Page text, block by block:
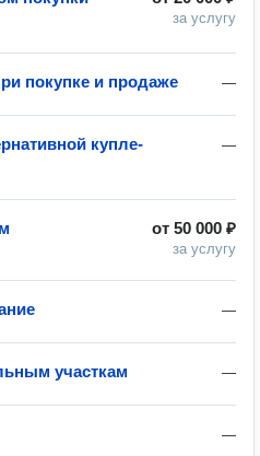
за услугу
—
покупке и продаже
—
купле-
от 50 000 ₽
за услугу
—
—
участкам
—